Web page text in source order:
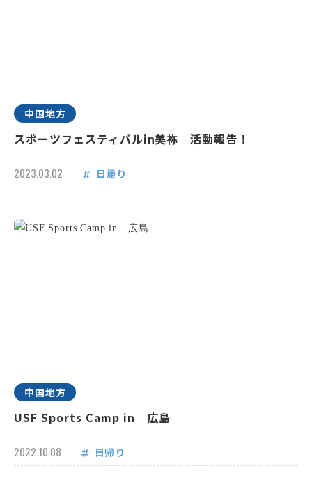
中国地方
スポーツフェスティバルin美祢 活動報告！
2023.03.02 日帰り
中国地方
USF Sports Camp in 広島
2022.10.08 日帰り